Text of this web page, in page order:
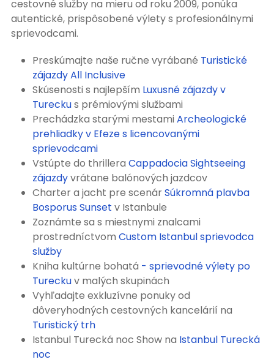
cestovné služby na mieru od roku 2009, ponúka
autentické, prispôsobené výlety s profesionálnymi
sprievodcami.
Preskúmajte naše ručne vyrábané Turistické
zájazdy All Inclusive
Skúsenosti s najlepším Luxusné zájazdy v
Tureckus prémiovými službami
Prechádzka starými mestamiArcheologické
prehliadky v Efeze s licencovanými
sprievodcami
Vstúpte do thrillera Cappadocia Sightseeing
zájazdyvrátane balónových jazdcov
Charter a jacht pre scenárSúkromná plavba
Bosporus Sunset v Istanbule
Zoznámte sa s miestnymi znalcami
prostredníctvom Custom Istanbul sprievodca
služby
Kniha kultúrne bohatá - sprievodné výlety po
Tureckuv malých skupinách
Vyhľadajte exkluzívne ponuky od
dôveryhodných cestovných kancelárií na
Turistický trh
Istanbul Turecká noc Show na Istanbul Turecká
noc